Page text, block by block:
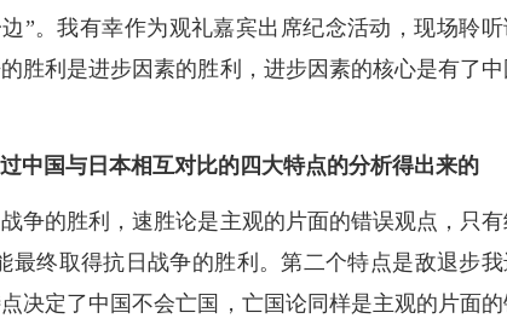
”。我有幸作为观礼嘉宾出席纪念活动，现场聆
胜利是进步因素的胜利，进步因素的核心是有了中
中国与日本相互对比的四大特点的分析得出来的
争的胜利，速胜论是主观的片面的错误观点，只
终取得抗日战争的胜利。第二个特点是敌退步
决定了中国不会亡国，亡国论同样是主观的片面